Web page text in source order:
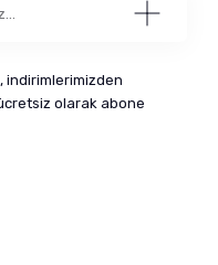
indirimlerimizden
olarak abone